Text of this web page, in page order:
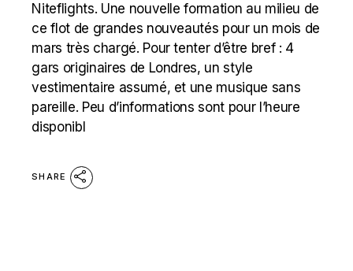
Niteflights. Une nouvelle formation au milieu de
ce flot de grandes nouveautés pour un mois de
mars très chargé. Pour tenter d’être bref : 4
gars originaires de Londres, un style
vestimentaire assumé, et une musique sans
pareille. Peu d’informations sont pour l’heure
disponibl
SHARE